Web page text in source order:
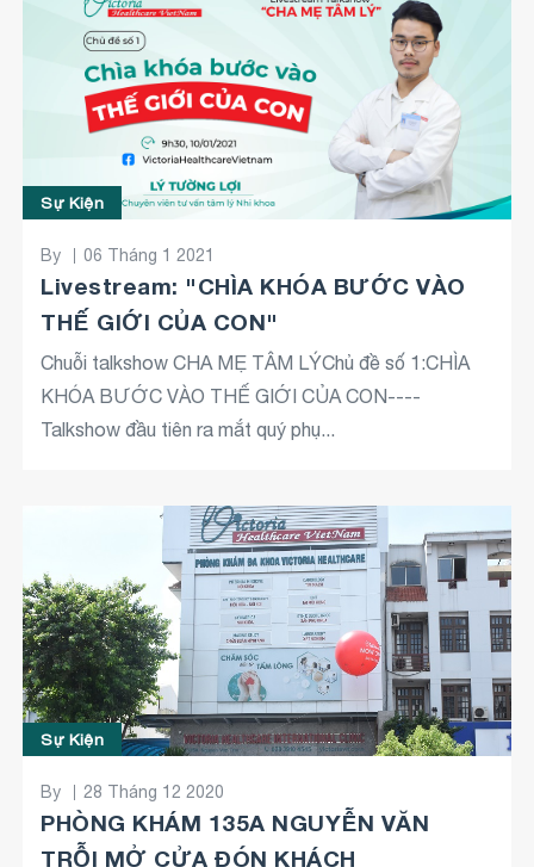
Sự Kiện
By 06 Tháng 1 2021
Livestream: "CHÌA KHÓA BƯỚC VÀO
THẾ GIỚI CỦA CON"
Chuỗi talkshow CHA MẸ TÂM LÝChủ đề số 1:CHÌA
KHÓA BƯỚC VÀO THẾ GIỚI CỦA CON----
Talkshow đầu tiên ra mắt quý phụ...
Sự Kiện
By 28 Tháng 12 2020
PHÒNG KHÁM 135A NGUYỄN VĂN
TRỖI MỞ CỬA ĐÓN KHÁCH